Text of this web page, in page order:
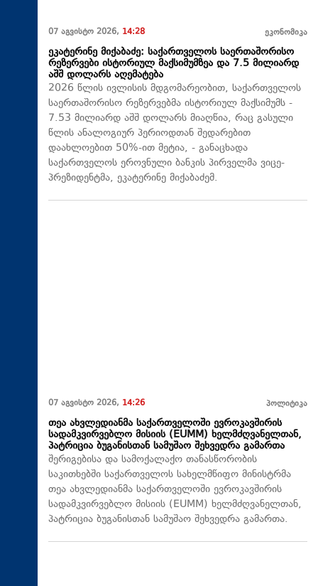
07 აგვისტო 2026, 14:28 ეკონომიკა
ეკატერინე მიქაბაძე: საქართველოს საერთაშორისო
რეზერვები ისტორიულ მაქსიმუმზეა და 7.5 მილიარდ
აშშ დოლარს აღემატება
2026 წლის ივლისის მდგომარეობით, საქართველოს
საერთაშორისო რეზერვებმა ისტორიულ მაქსიმუმს -
7.53 მილიარდ აშშ დოლარს მიაღწია, რაც გასული
წლის ანალოგიურ პერიოდთან შედარებით
დაახლოებით 50%-ით მეტია, - განაცხადა
საქართველოს ეროვნული ბანკის პირველმა ვიცე-
პრეზიდენტმა, ეკატერინე მიქაბაძემ.
07 აგვისტო 2026, 14:26 პოლიტიკა
თეა ახვლედიანმა საქართველოში ევროკავშირის
სადამკვირვებლო მისიის (EUMM) ხელმძღვანელთან,
პატრიცია ბუგანისთან სამუშაო შეხვედრა გამართა
შერიგებისა და სამოქალაქო თანასწორობის
საკითხებში საქართველოს სახელმწიფო მინისტრმა
თეა ახვლედიანმა საქართველოში ევროკავშირის
სადამკვირვებლო მისიის (EUMM) ხელმძღვანელთან,
პატრიცია ბუგანისთან სამუშაო შეხვედრა გამართა.